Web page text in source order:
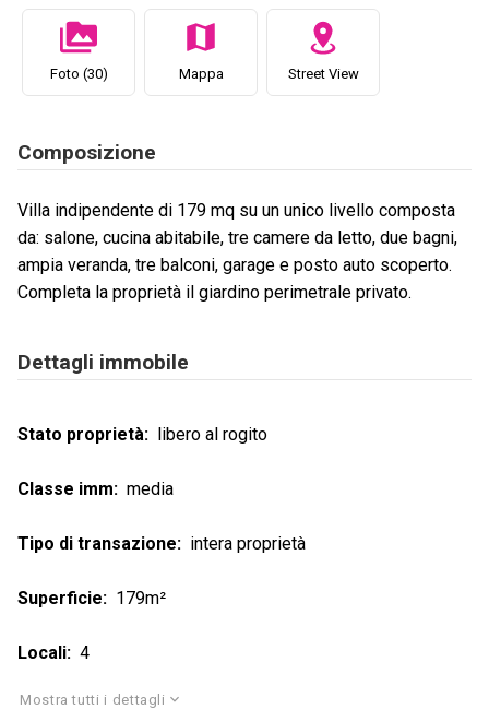
Foto (30) Mappa Street View
Composizione
Villa indipendente di 179 mq su un unico livello composta
da: salone, cucina abitabile, tre camere da letto, due bagni,
ampia veranda, tre balconi, garage e posto auto scoperto.
Completa la proprietà il giardino perimetrale privato.
Dettagli immobile
Stato proprietà libero al rogito
Classe imm media
Tipo di transazione intera proprietà
Superficie 179m²
Locali 4
Mostra tutti i dettagli